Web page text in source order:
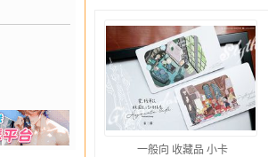
一般向 收藏品 小卡